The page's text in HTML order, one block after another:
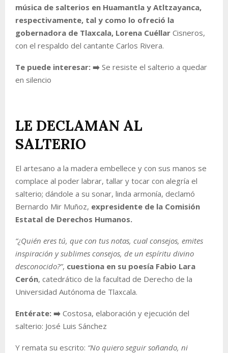
música de salterios en Huamantla y Atltzayanca,
respectivamente, tal y como lo ofreció la
gobernadora de Tlaxcala, Lorena Cuéllar Cisneros,
con el respaldo del cantante Carlos Rivera.
Te puede interesar: ➡️ Se resiste el salterio a quedar
en silencio
LE DECLAMAN AL
SALTERIO
El artesano a la madera embellece y con sus manos se
complace al poder labrar, tallar y tocar con alegría el
salterio; dándole a su sonar, linda armonía, declamó
Bernardo Mir Muñoz, expresidente de la Comisión
Estatal de Derechos Humanos.
“¿Quién eres tú, que con tus notas, cual consejos, emites
inspiración y sublimes consejos, de un espíritu divino
desconocido?”, cuestiona en su poesía Fabio Lara
Cerón, catedrático de la facultad de Derecho de la
Universidad Autónoma de Tlaxcala.
Entérate: ➡️ Costosa, elaboración y ejecución del
salterio: José Luis Sánchez
Y remata su escrito: “No quiero seguir soñando, ni